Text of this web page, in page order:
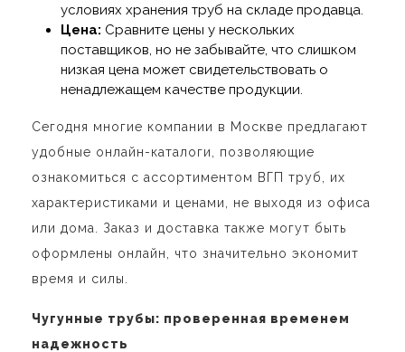
условиях хранения труб на складе продавца.
Цена: Сравните цены у нескольких
поставщиков, но не забывайте, что слишком
низкая цена может свидетельствовать о
ненадлежащем качестве продукции.
Сегодня многие компании в Москве предлагают
удобные онлайн-каталоги, позволяющие
ознакомиться с ассортиментом ВГП труб, их
характеристиками и ценами, не выходя из офиса
или дома. Заказ и доставка также могут быть
оформлены онлайн, что значительно экономит
время и силы.
Чугунные трубы: проверенная временем
надежность